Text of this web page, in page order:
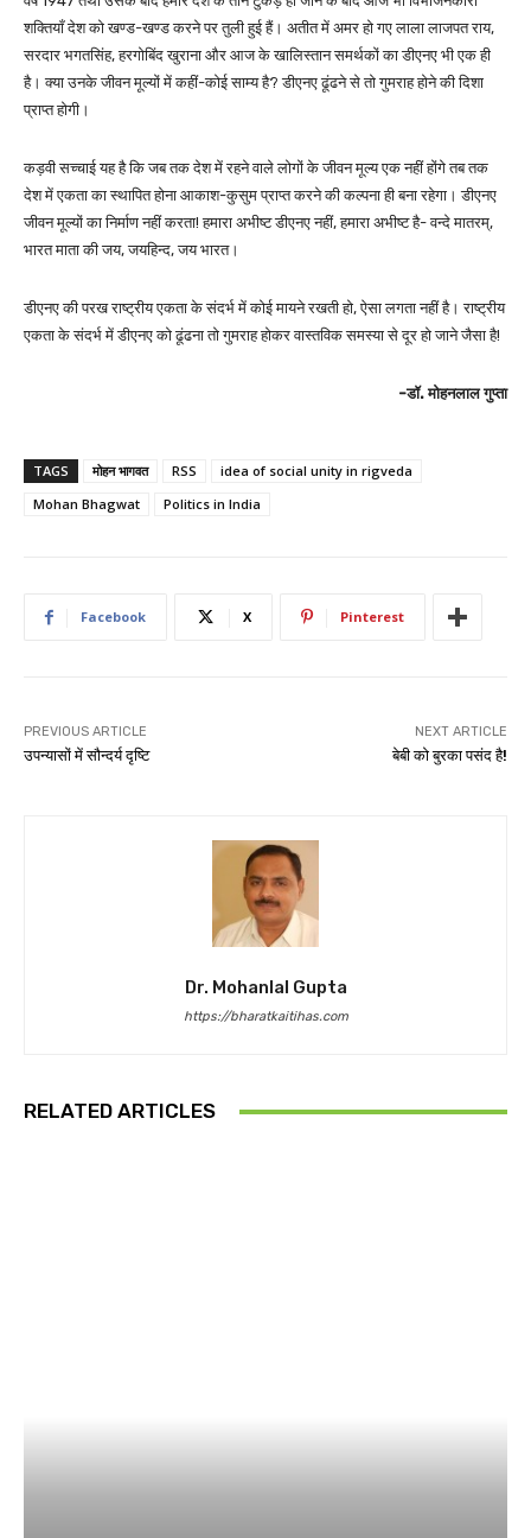
शक्तियाँ देश को खण्ड-खण्ड करने पर तुली हुई हैं। अतीत में अमर हो गए लाला लाजपत राय,
सरदार भगतसिंह, हरगोबिंद खुराना और आज के खालिस्तान समर्थकों का डीएनए भी एक ही
है। क्या उनके जीवन मूल्यों में कहीं-कोई साम्य है? डीएनए ढूंढने से तो गुमराह होने की दिशा
प्राप्त होगी।
कड़वी सच्चाई यह है कि जब तक देश में रहने वाले लोगों के जीवन मूल्य एक नहीं होंगे तब तक
देश में एकता का स्थापित होना आकाश-कुसुम प्राप्त करने की कल्पना ही बना रहेगा। डीएनए
जीवन मूल्यों का निर्माण नहीं करता! हमारा अभीष्ट डीएनए नहीं, हमारा अभीष्ट है- वन्दे मातरम्,
भारत माता की जय, जयहिन्द, जय भारत।
डीएनए की परख राष्ट्रीय एकता के संदर्भ में कोई मायने रखती हो, ऐसा लगता नहीं है। राष्ट्रीय
एकता के संदर्भ में डीएनए को ढूंढना तो गुमराह होकर वास्तविक समस्या से दूर हो जाने जैसा है!
-डॉ. मोहनलाल गुप्ता
TAGS मोहन भागवत RSS
idea of social unity in rigveda
Mohan Bhagwat
Politics in India
Facebook X Pinterest
PREVIOUS ARTICLE
उपन्यासों में सौन्दर्य दृष्टि
NEXT ARTICLE
बेबी को बुरका पसंद है!
Dr. Mohanlal Gupta
https://bharatkaitihas.com
RELATED ARTICLES